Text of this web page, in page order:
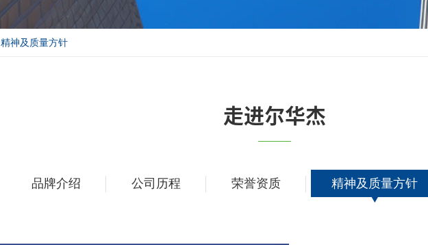
精神及质量方针
走进尔华杰
品牌介绍 公司历程 荣誉资质 精神及质量方针